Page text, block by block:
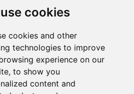
cookies
cookies and other
technologies to improve
experience on our
to show you
content and